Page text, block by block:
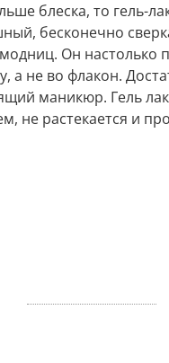
блеска, то гель-
бесконечно
Он
а не во флакон.
маникюр. Гель
не растекается и